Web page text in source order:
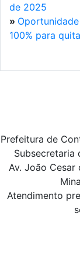
de 2025
»
100% para
Prefeitura de
Subsecretaria
Av. João Cesar
Atendimento